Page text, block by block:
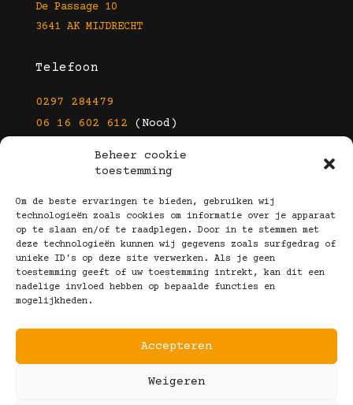
Beheer cookie
toestemming
Om de beste ervaringen te bieden, gebruiken wij
technologieën zoals cookies om informatie over je apparaat
op te slaan en/of te raadplegen. Door in te stemmen met
deze technologieën kunnen wij gegevens zoals surfgedrag of
unieke ID's op deze site verwerken. Als je geen
toestemming geeft of uw toestemming intrekt, kan dit een
nadelige invloed hebben op bepaalde functies en
mogelijkheden.
Accepteren
Weigeren
De Passage 10
3641 AK MIJDRECHT
Telefoon
0297 284479
06 16 602 612 (Nood)
info@kootbrillen.nl
Volg Ons!
Copyright © 2025 Koot Brillen
Algemene Voorwaarden